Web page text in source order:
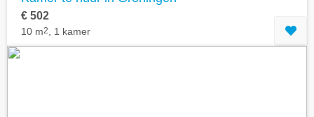
€ 502
10 m2 , 1 kamer